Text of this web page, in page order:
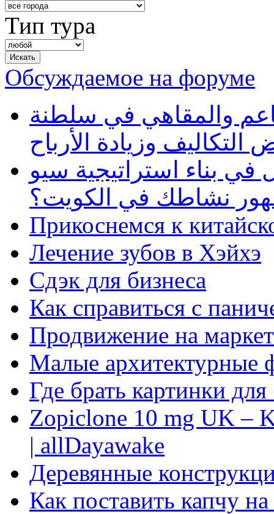
Тип тура
Обсуждаемое на форуме
والمقاهي في سلطنة
وزيادة الأرباح
بناء استراتيجية سيو
نشاطك في الكويت؟
Прикоснемся к
Лечение зубов в Хэйхэ
Сдэк для бизнеса
Как справиться с
Продвижение на
Малые архитектурные
Где брать картинки
Zopiclone 10 mg UK –
| allDayawake
Деревянные
Как поставить капчу